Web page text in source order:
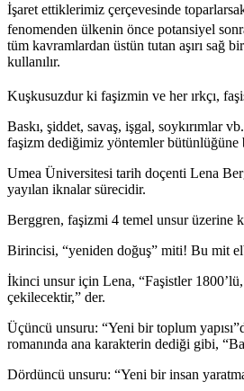
İşaret ettiklerimiz çerçevesinde
fenomenden ülkenin önce potansiyel
tüm kavramlardan üstün tutan aşırı sağ
kullanılır.
Kuşkusuzdur ki faşizmin ve her ırkçı,
Baskı, şiddet, savaş, işgal, soykırımlar
faşizm dediğimiz yöntemler bütünlüğüne
Umea Üniversitesi tarih doçenti Lena
yayılan iknalar sürecidir.
Berggren, faşizmi 4 temel unsur üzerine
Birincisi, “yeniden doğuş” miti! Bu mit
İkinci unsur için Lena, “Faşistler
çekilecektir,” der.
Üçüncü unsuru: “Yeni bir toplum
romanında ana karakterin dediği gibi,
Dördüncü unsuru: “Yeni bir insan